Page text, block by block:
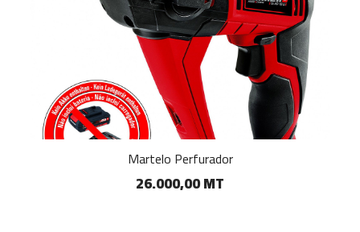
Martelo Perfurador
26.000,00 MT